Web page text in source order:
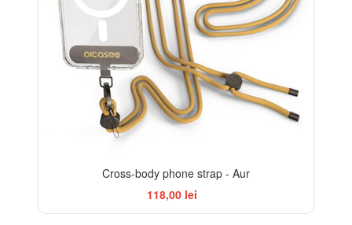
Cross-body phone strap - Aur
118,00 lei